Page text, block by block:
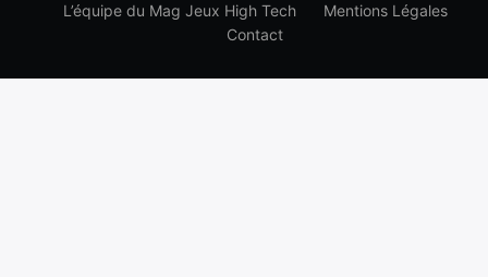
L’équipe du Mag Jeux High Tech
Mentions Légales
Contact